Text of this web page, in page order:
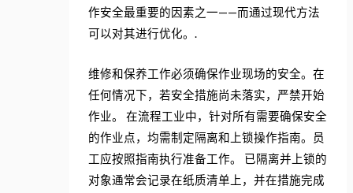
作安全最重要的因素之一——而通过现代方法
可以对其进行优化。.
维修和保养工作必须确保作业现场的安全。在
任何情况下，若安全措施尚未落实，严禁开始
作业。 在流程工业中，针对所有需要确保安全
的作业点，均需制定隔离和上锁操作指南。员
工应按照指南执行准备工作。 已隔离并上锁的
对象通常会记录在纸质清单上，并在措施完成